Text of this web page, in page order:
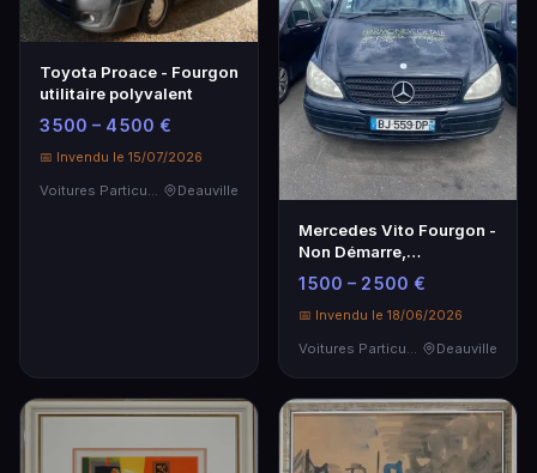
Toyota Proace - Fourgon
utilitaire polyvalent
3 500 – 4 500 €
📅 Invendu le 15/07/2026
Voitures Particulières
Deauville
Mercedes Vito Fourgon -
Non Démarre,
Immatriculation BJ-559-
DP
1 500 – 2 500 €
📅 Invendu le 18/06/2026
Deauville